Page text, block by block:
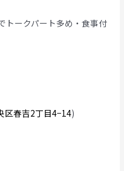
トークパート多め・食事付
区春吉2丁目4−14)